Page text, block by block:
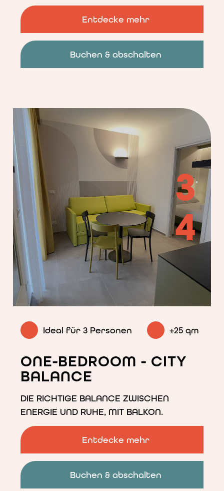
Entdecke mehr
Buchen & abschalten
<p>Zweizimmerwohnung
zum
Innenhof</p>
3
4
Ideal für 3 Personen +25 qm
ONE-BEDROOM - CITY
BALANCE
DIE RICHTIGE BALANCE ZWISCHEN
ENERGIE UND RUHE, MIT BALKON.
Entdecke mehr
Buchen & abschalten